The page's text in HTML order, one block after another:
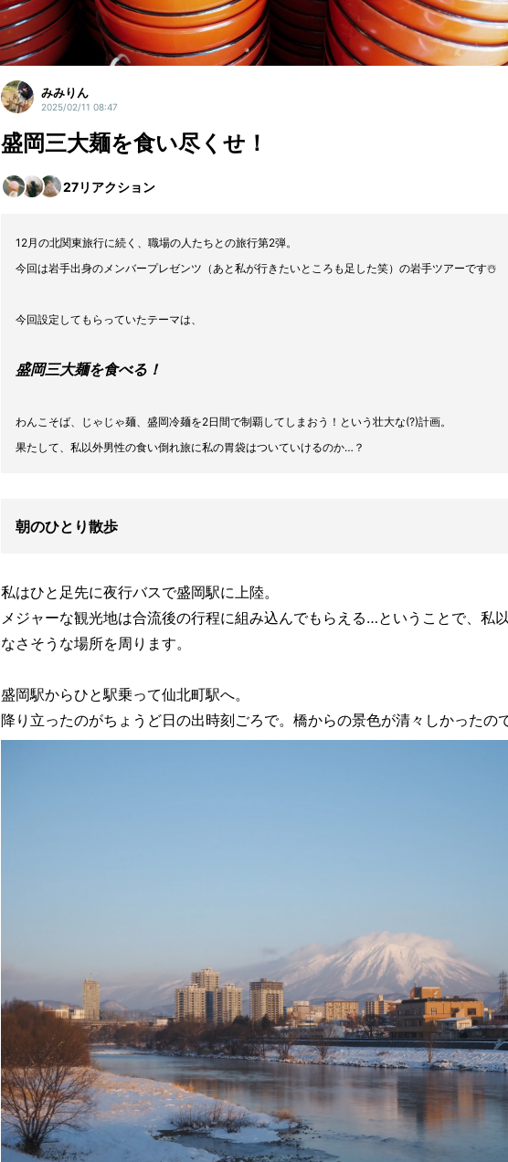
みみりん
2025/02/11 08:47
盛岡三大麺を食い尽くせ！
27リアクション
12月の北関東旅行に続く、職場の人たちとの旅行第2弾。
今回は岩手出身のメンバープレゼンツ（あと私が行きたいところも足した笑）の岩手ツアーです☃️
今回設定してもらっていたテーマは、
盛岡三大麺を食べる！
わんこそば、じゃじゃ麺、盛岡冷麺を2日間で制覇してしまおう！という壮大な(?)計画。
果たして、私以外男性の食い倒れ旅に私の胃袋はついていけるのか…？
朝のひとり散歩
私はひと足先に夜行バスで盛岡駅に上陸。
メジャーな観光地は合流後の行程に組み込んでもらえる…ということで、私
なさそうな場所を周ります。
盛岡駅からひと駅乗って仙北町駅へ。
降り立ったのがちょうど日の出時刻ごろで。橋からの景色が清々しかったので